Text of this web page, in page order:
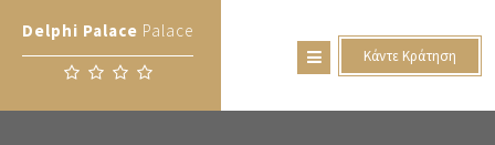
Delphi Palace Palace
Κάντε Κράτηση